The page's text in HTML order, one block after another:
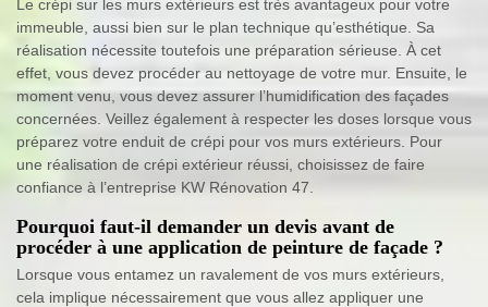
Le crépi sur les murs extérieurs est très avantageux pour votre
immeuble, aussi bien sur le plan technique qu’esthétique. Sa
réalisation nécessite toutefois une préparation sérieuse. À cet
effet, vous devez procéder au nettoyage de votre mur. Ensuite, le
moment venu, vous devez assurer l’humidification des façades
concernées. Veillez également à respecter les doses lorsque vous
préparez votre enduit de crépi pour vos murs extérieurs. Pour
une réalisation de crépi extérieur réussi, choisissez de faire
confiance à l’entreprise KW Rénovation 47.
Pourquoi faut-il demander un devis avant de
procéder à une application de peinture de façade ?
Lorsque vous entamez un ravalement de vos murs extérieurs,
cela implique nécessairement que vous allez appliquer une